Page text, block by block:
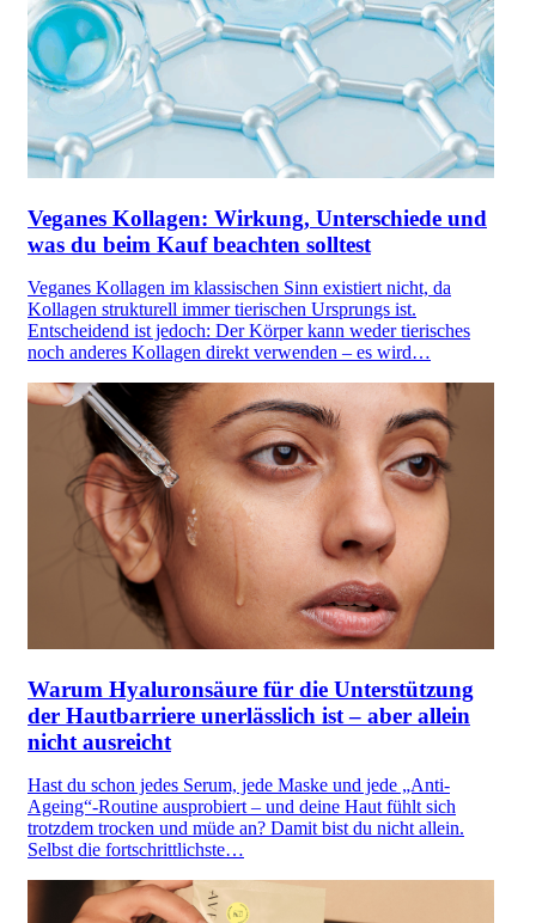
Veganes Kollagen: Wirkung, Unterschiede und
was du beim Kauf beachten solltest
Veganes Kollagen im klassischen Sinn existiert nicht, da
Kollagen strukturell immer tierischen Ursprungs ist.
Entscheidend ist jedoch: Der Körper kann weder tierisches
noch anderes Kollagen direkt verwenden – es wird…
Warum Hyaluronsäure für die Unterstützung
der Hautbarriere unerlässlich ist – aber allein
nicht ausreicht
Hast du schon jedes Serum, jede Maske und jede „Anti-
Ageing“-Routine ausprobiert – und deine Haut fühlt sich
trotzdem trocken und müde an? Damit bist du nicht allein.
Selbst die fortschrittlichste…